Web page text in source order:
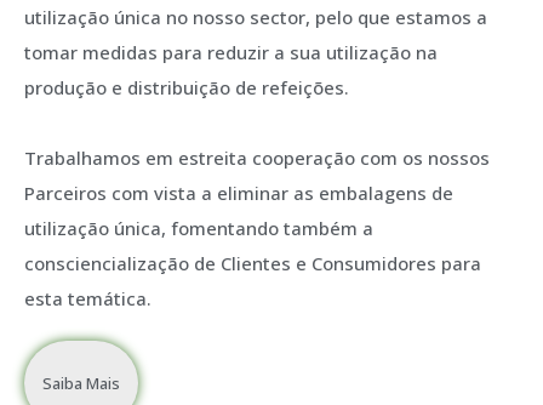
utilização única no nosso sector, pelo que estamos a
tomar medidas para reduzir a sua utilização na
produção e distribuição de refeições.
Trabalhamos em estreita cooperação com os nossos
Parceiros com vista a eliminar as embalagens de
utilização única, fomentando também a
consciencialização de Clientes e Consumidores para
esta temática.
Saiba Mais